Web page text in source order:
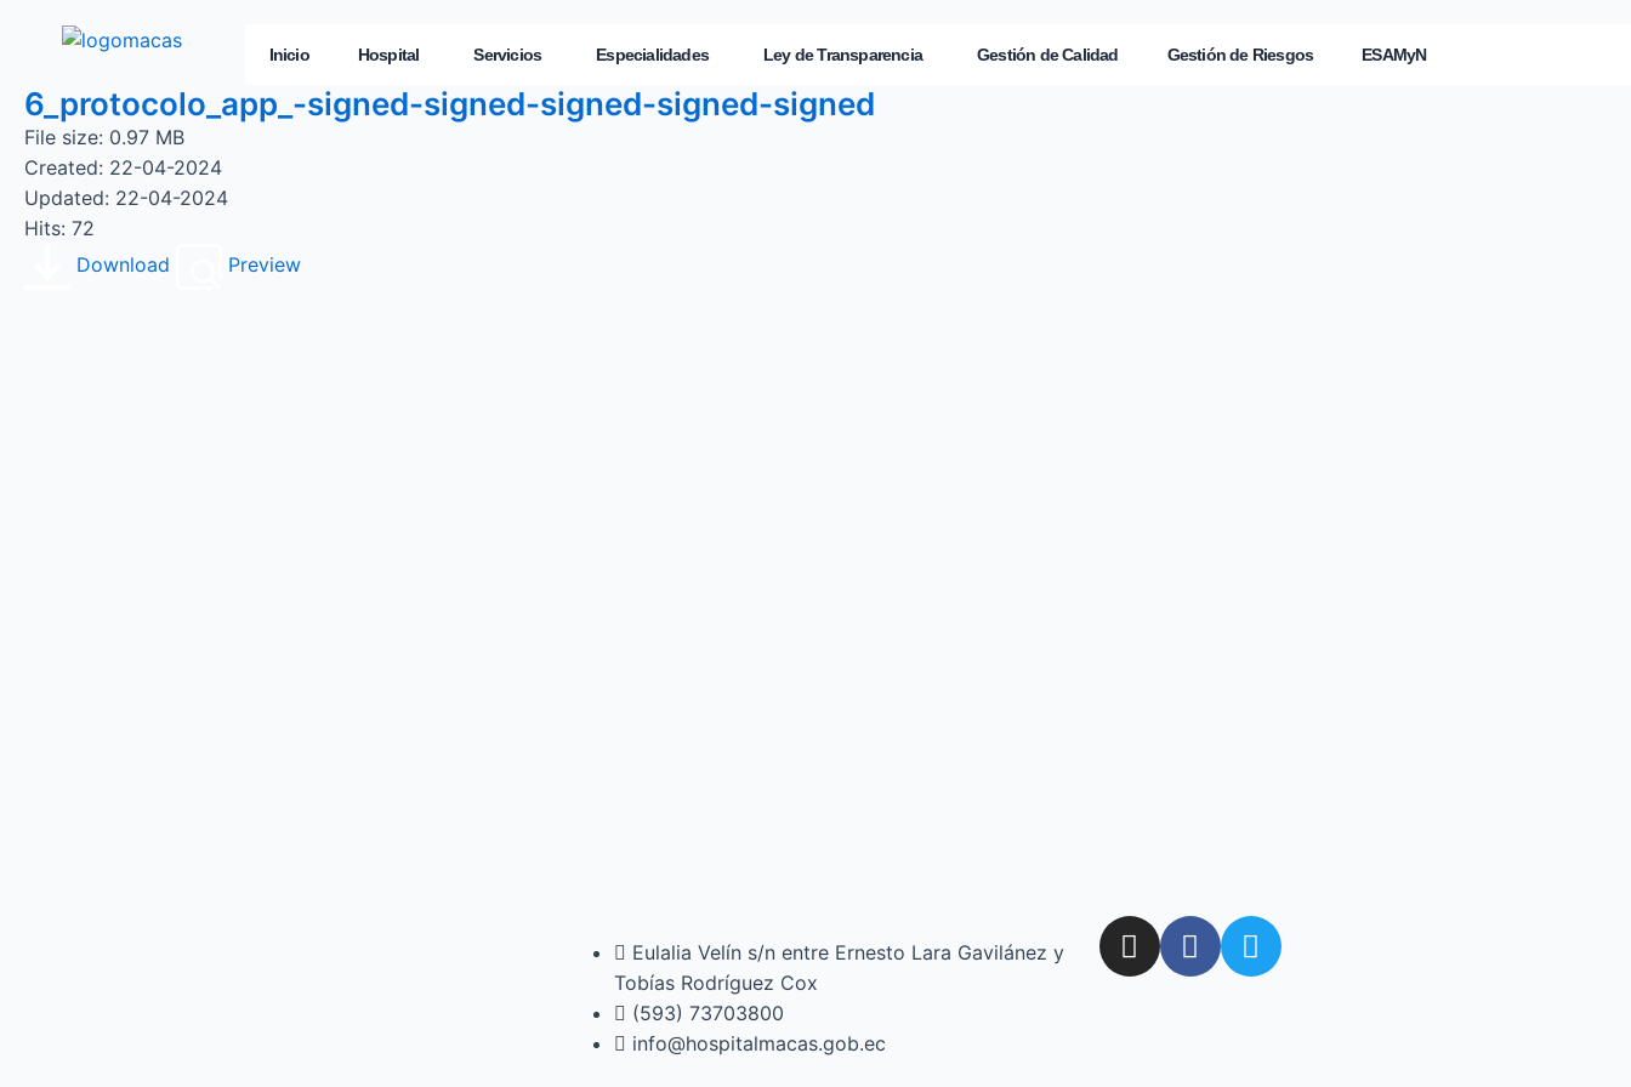
Inicio Hospital Servicios Especialidades Ley de Transparencia Gestión de Calidad Gestión de Riesgos ESAMyN
6_protocolo_app_-signed-signed-signed-signed-signed
File size: 0.97 MB
Created: 22-04-2024
Updated: 22-04-2024
Hits: 72
Download
Preview
Eulalia Velín s/n entre Ernesto Lara Gavilánez y
Tobías Rodríguez Cox
(593) 73703800​
info@hospitalmacas.gob.ec